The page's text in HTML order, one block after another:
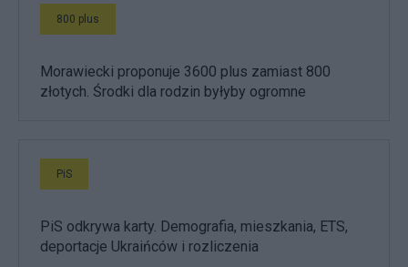
800 plus
Morawiecki proponuje 3600 plus zamiast 800
złotych. Środki dla rodzin byłyby ogromne
PiS
PiS odkrywa karty. Demografia, mieszkania, ETS,
deportacje Ukraińców i rozliczenia